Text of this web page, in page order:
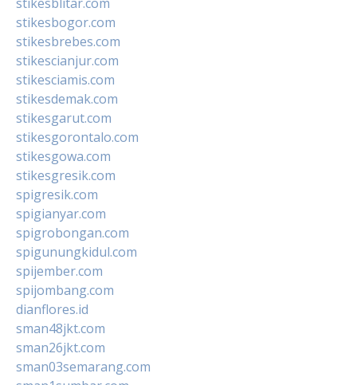
stikesbogor.com
stikesbrebes.com
stikescianjur.com
stikesciamis.com
stikesdemak.com
stikesgarut.com
stikesgorontalo.com
stikesgowa.com
stikesgresik.com
spigresik.com
spigianyar.com
spigrobongan.com
spigunungkidul.com
spijember.com
spijombang.com
dianflores.id
sman48jkt.com
sman26jkt.com
sman03semarang.com